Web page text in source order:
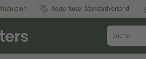
Kostenloser Standardversand